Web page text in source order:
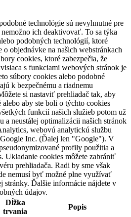
technológie sú nevyhnutné pre
ich deaktivovať. To sa týka
podobných technológií, ktoré
objednávke na našich webstránkach
cookies, ktoré zabezpečia, že
s funkciami webových stránok je
súbory cookies alebo podobné
k bezpečnému a riadnemu
si nastaviť prehliadač tak, aby
aby ste boli o týchto cookies
funkcií našich služieb potom už
a neustálej optimalizácii našich stránok
webovú analytickú službu
Inc. (Ďalej len "Google"). V
profily použitia a
Ukladanie cookies môžete zabrániť
prehliadača. Radi by sme však
nemusí byť možné plne využívať
stránky. Ďalšie informácie nájdete v
údajov.
Dĺžka
trvania
Popis